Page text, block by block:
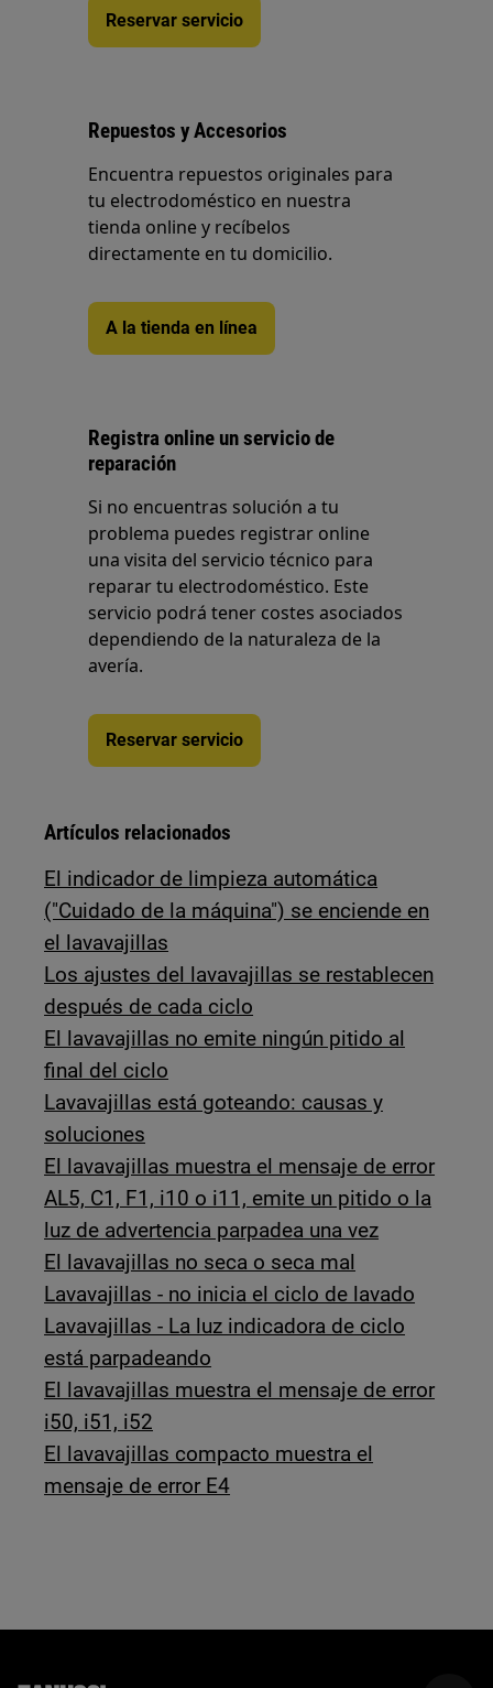
Reservar servicio
Repuestos y Accesorios
Encuentra repuestos originales para
tu electrodoméstico en nuestra
tienda online y recíbelos
directamente en tu domicilio.
A la tienda en línea
Registra online un servicio de
reparación
Si no encuentras solución a tu
problema puedes registrar online
una visita del servicio técnico para
reparar tu electrodoméstico. Este
servicio podrá tener costes asociados
dependiendo de la naturaleza de la
avería.
Reservar servicio
Artículos relacionados
El indicador de limpieza automática
("Cuidado de la máquina") se enciende en
el lavavajillas
Los ajustes del lavavajillas se restablecen
después de cada ciclo
El lavavajillas no emite ningún pitido al
final del ciclo
Lavavajillas está goteando: causas y
soluciones
El lavavajillas muestra el mensaje de error
AL5, C1, F1, i10 o i11, emite un pitido o la
luz de advertencia parpadea una vez
El lavavajillas no seca o seca mal
Lavavajillas - no inicia el ciclo de lavado
Lavavajillas - La luz indicadora de ciclo
está parpadeando
El lavavajillas muestra el mensaje de error
i50, i51, i52
El lavavajillas compacto muestra el
mensaje de error E4